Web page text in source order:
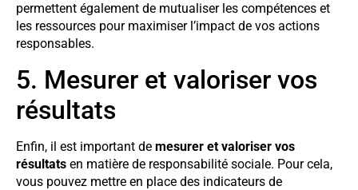
permettent également de mutualiser les compétences et
les ressources pour maximiser l’impact de vos actions
responsables.
5. Mesurer et valoriser vos
résultats
Enfin, il est important de mesurer et valoriser vos
résultats en matière de responsabilité sociale. Pour cela,
vous pouvez mettre en place des indicateurs de